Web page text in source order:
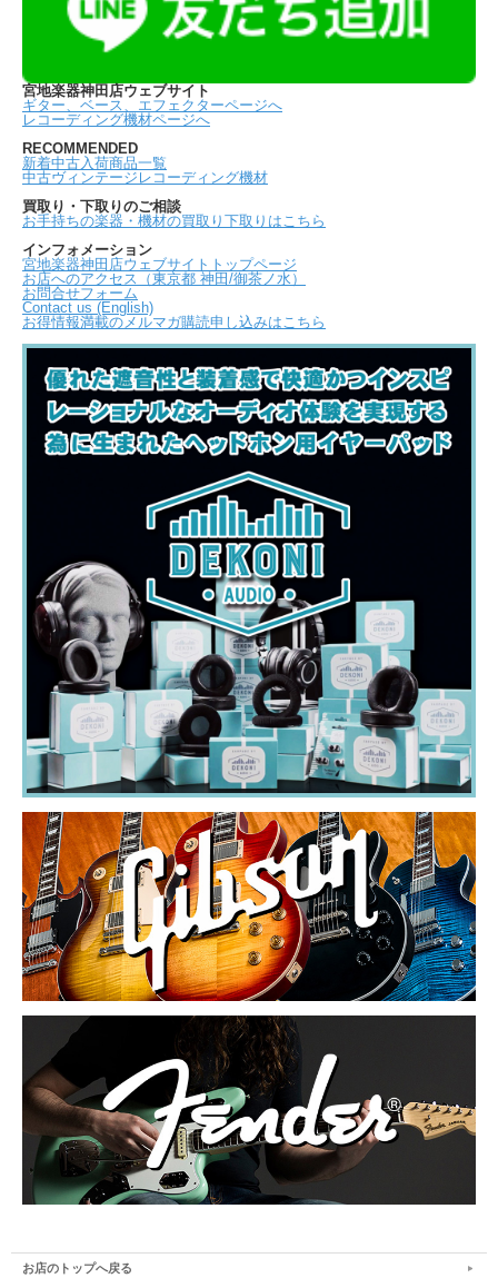
宮地楽器神田店ウェブサイト
ギター、ベース、エフェクターページへ
レコーディング機材ページへ
RECOMMENDED
新着中古入荷商品一覧
中古ヴィンテージレコーディング機材
買取り・下取りのご相談
お手持ちの楽器・機材の買取り下取りはこちら
インフォメーション
宮地楽器神田店ウェブサイトトップページ
お店へのアクセス（東京都 神田/御茶ノ水）
お問合せフォーム
Contact us (English)
お得情報満載のメルマガ購読申し込みはこちら
お店のトップへ戻る